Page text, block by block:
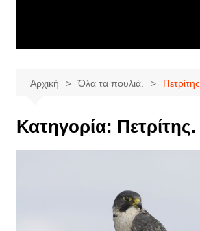
Αρχική Όλα τα πουλιά. Πετρίτης.
Κατηγορία: Πετρίτης.